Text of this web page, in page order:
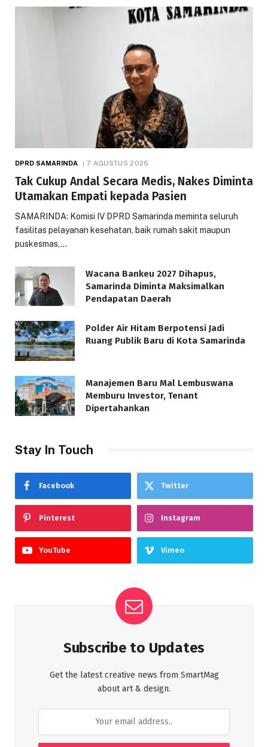
DPRD SAMARINDA 7 AGUSTUS 2026
Tak Cukup Andal Secara Medis, Nakes Diminta
Utamakan Empati kepada Pasien
SAMARINDA: Komisi IV DPRD Samarinda meminta seluruh
fasilitas pelayanan kesehatan, baik rumah sakit maupun
puskesmas,…
Wacana Bankeu 2027 Dihapus,
Samarinda Diminta Maksimalkan
Pendapatan Daerah
Polder Air Hitam Berpotensi Jadi
Ruang Publik Baru di Kota Samarinda
Manajemen Baru Mal Lembuswana
Memburu Investor, Tenant
Dipertahankan
Stay In Touch
Facebook Twitter
Pinterest Instagram
YouTube Vimeo
Subscribe to Updates
Get the latest creative news from SmartMag
about art & design.